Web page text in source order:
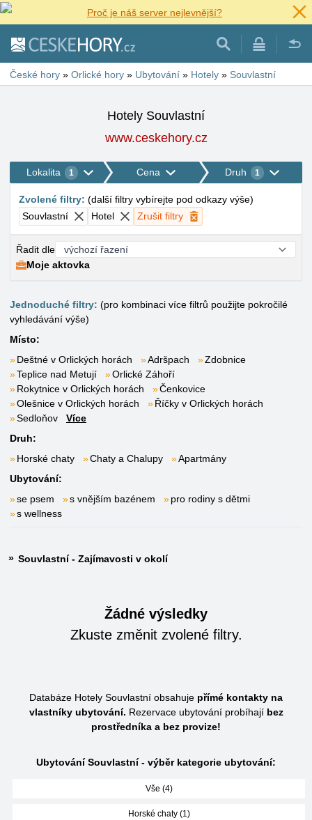
Proč je náš server nejlevnější?
České hory » Orlické hory » Ubytování » Hotely » Souvlastní
Hotely Souvlastní
www.ceskehory.cz
Lokalita 1 Cena Druh 1
Zvolené filtry: (další filtry vybírejte pod odkazy výše)
Souvlastní
Hotel Zrušit filtry
Řadit dle
Moje aktovka
Jednoduché filtry: (pro kombinaci více filtrů použijte pokročilé
vyhledávání výše)
Místo:
Deštné v Orlických horách
Adršpach
Zdobnice
Teplice nad Metují
Orlické Záhoří
Rokytnice v Orlických horách
Čenkovice
Olešnice v Orlických horách
Říčky v Orlických horách
Sedloňov
Více
Druh:
Horské chaty
Chaty a Chalupy
Apartmány
Ubytování:
se psem
s vnějším bazénem
pro rodiny s dětmi
s wellness
Souvlastní - Zajímavosti v okolí
Žádné výsledky
Zkuste změnit zvolené filtry.
Databáze Hotely Souvlastní obsahuje přímé kontakty na
vlastníky ubytování. Rezervace ubytování probíhají bez
prostředníka a bez provize!
Ubytování Souvlastní - výběr kategorie ubytování:
Vše (4)
Horské chaty (1)